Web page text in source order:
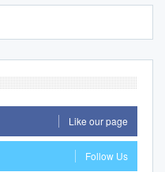
Like our page
Follow Us